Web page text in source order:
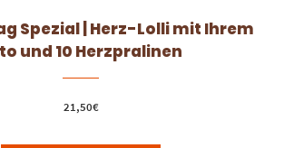
Spezial | Herz-Lolli mit Ihrem
und 10 Herzpralinen
21,50€